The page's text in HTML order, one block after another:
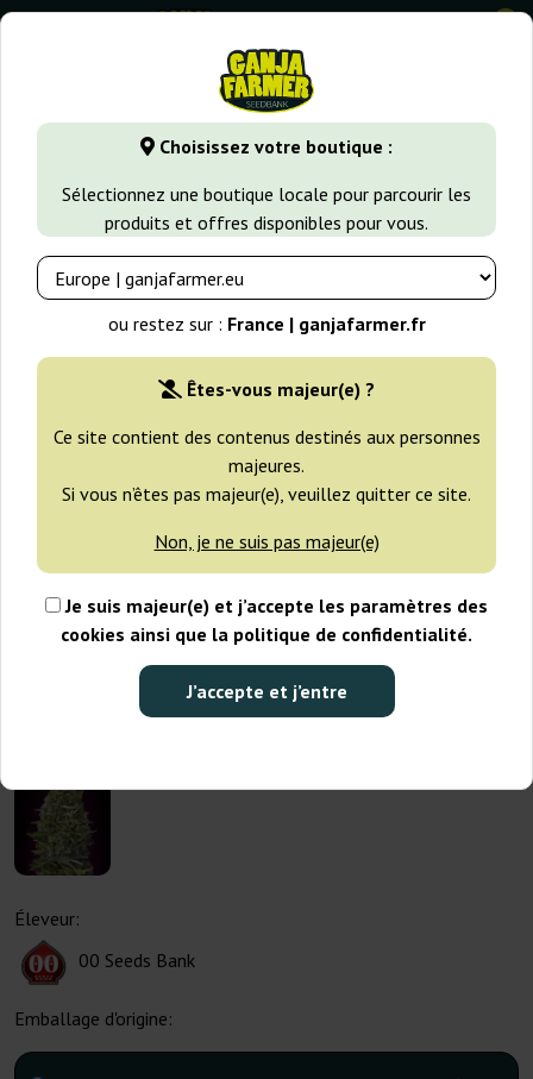
Choisissez votre boutique :
Sélectionnez une boutique locale pour parcourir les
produits et offres disponibles pour vous.
ou restez sur : France | ganjafarmer.fr
Êtes-vous majeur(e) ?
Ce site contient des contenus destinés aux personnes
majeures.
Si vous n’êtes pas majeur(e), veuillez quitter ce site.
Non, je ne suis pas majeur(e)
Je suis majeur(e) et j’accepte les paramètres des
cookies ainsi que la politique de confidentialité.
J’accepte et j’entre
0
GanjaFarmer.fr Variétés de Cannabis Kush Caramel
Éleveur:
00 Seeds Bank
Emballage d'origine: